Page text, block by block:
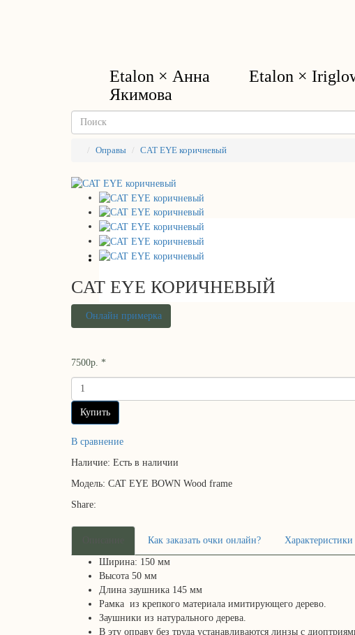
Etalon × Анна
Якимова
Etalon ×
Оправы CAT EYE коричневый
CAT EYE КОРИЧНЕВЫЙ
Онлайн примерка
7500р. *
Купить
В сравнение
Наличие: Есть в наличии
Модель: CAT EYE BOWN Wood frame
Share:
Как заказать очки онлайн? Характеристики
Ширина: 150 мм
Высота 50 мм
Длина заушника 145 мм
Рамка из крепкого материала имитирующего дерево.
Заушники из натурального дерева.
В эту оправу без труда устанавливаются линзы с